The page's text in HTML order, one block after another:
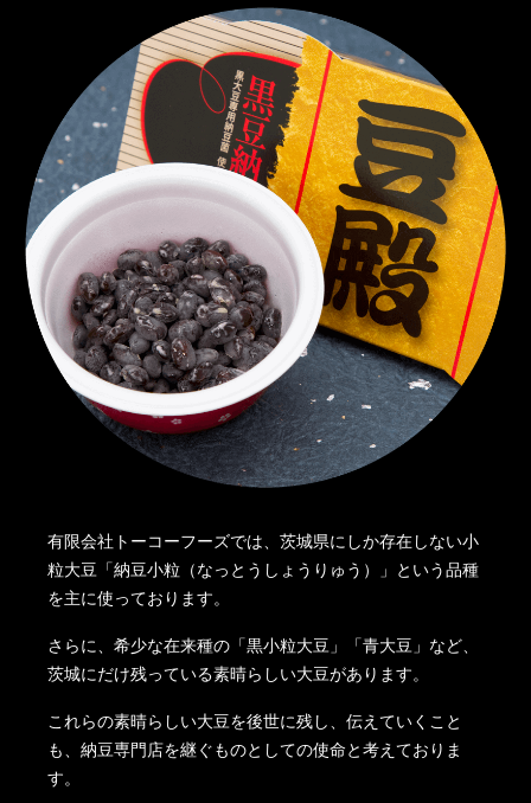
有限会社トーコーフーズでは、茨城県にしか存在しない小
粒大豆「納豆小粒（なっとうしょうりゅう）」という品種
を主に使っております。
さらに、希少な在来種の「黒小粒大豆」「青大豆」など、
茨城にだけ残っている素晴らしい大豆があります。
これらの素晴らしい大豆を後世に残し、伝えていくこと
も、納豆専門店を継ぐものとしての使命と考えておりま
す。